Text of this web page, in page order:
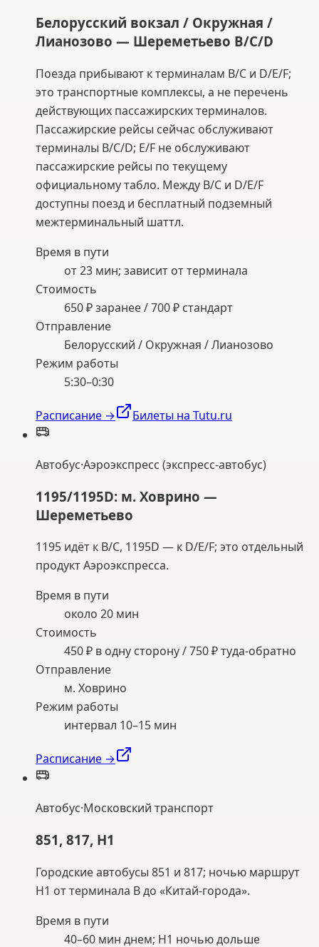
Белорусский вокзал / Окружная /
Лианозово — Шереметьево B/C/D
Поезда прибывают к терминалам B/C и D/E/F;
это транспортные комплексы, а не перечень
действующих пассажирских терминалов.
Пассажирские рейсы сейчас обслуживают
терминалы B/C/D; E/F не обслуживают
пассажирские рейсы по текущему
официальному табло. Между B/C и D/E/F
доступны поезд и бесплатный подземный
межтерминальный шаттл.
Время в пути
от 23 мин; зависит от терминала
Стоимость
650 ₽ заранее / 700 ₽ стандарт
Отправление
Белорусский / Окружная / Лианозово
Режим работы
5:30–0:30
Расписание → Билеты на Tutu.ru
Автобус·Аэроэкспресс (экспресс-автобус)
1195/1195D: м. Ховрино —
Шереметьево
1195 идёт к B/C, 1195D — к D/E/F; это отдельный
продукт Аэроэкспресса.
Время в пути
около 20 мин
Стоимость
450 ₽ в одну сторону / 750 ₽ туда-обратно
Отправление
м. Ховрино
Режим работы
интервал 10–15 мин
Расписание →
Автобус·Московский транспорт
851, 817, Н1
Городские автобусы 851 и 817; ночью маршрут
Н1 от терминала B до «Китай-города».
Время в пути
40–60 мин днем; Н1 ночью дольше